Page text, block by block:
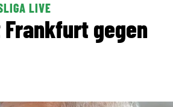
LIVE
gegen